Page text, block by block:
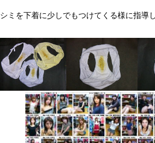
シミを下着に少しでもつけてくる様に指導